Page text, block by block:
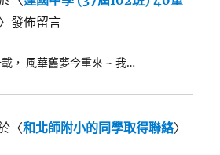
〉發佈留言
， 風華舊夢今重來 ~ 我…
〈和北師附小的同學取得聯絡〉